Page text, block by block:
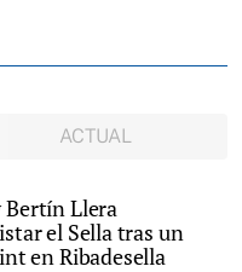
ACTUAL
Bertín Llera
el Sella tras un
en Ribadesella